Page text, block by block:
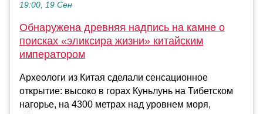
19:00, 19 Сен
Обнаружена древняя надпись на камне о
поисках «эликсира жизни» китайским
императором
Археологи из Китая сделали сенсационное
открытие: высоко в горах Куньлунь на Тибетском
нагорье, на 4300 метрах над уровнем моря,